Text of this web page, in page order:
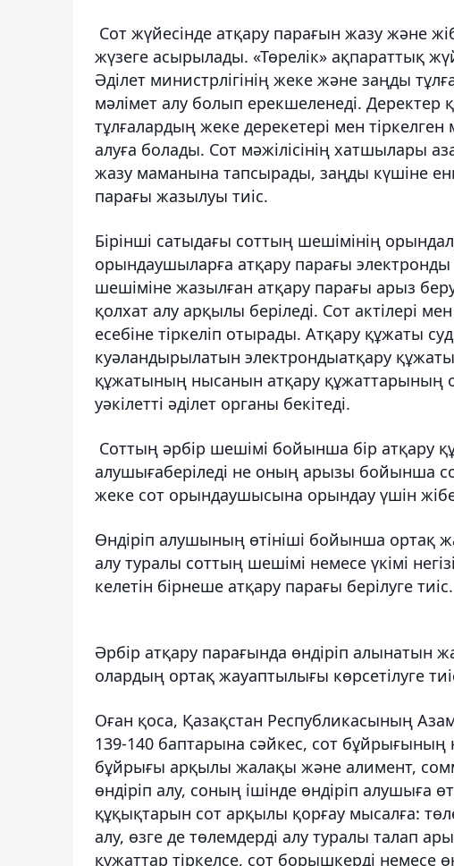
Сот жүйесінде атқару парағын жазу және
жүзеге асырылады. «Төрелік» ақпараттық
Әділет министрлігінің жеке және заңды
мәлімет алу болып ерекшеленеді.
тұлғалардың жеке дерекетері мен
алуға болады. Сот мәжілісінің хатшылары
жазу маманына тапсырады, заңды күшіне
парағы жазылуы тиіс.
Бiрiншi сатыдағы соттың шешiмiнің
орындаушыларға атқару парағы
шешіміне жазылған атқару парағы арыз
қолхат алу арқылы беріледі. Сот актілері
есебіне тіркеліп отырады. Атқару құжаты
куәландырылатын электрондыатқару
құжатының нысанын атқару құжаттарының
уәкiлеттi әділет органы бекiтедi.
Соттың әрбiр шешiмi бойынша бiр атқару
алушығаберіледі не оның арызы бойынша
жеке сот орындаушысына орындау үшін
Өндіріп алушының өтініші бойынша ортақ
алу туралы соттың шешімі немесе үкімі
келетін бірнеше атқару парағы берілуге тиіс.
Әрбір атқару парағында өндіріп
олардың ортақ жауаптылығы көрсетілуге
Оған қоса, Қазақстан Республикасының
139-140 баптарына сәйкес, сот бұйрығының
бұйрығы арқылы жалақы және алимент,
өндіріп алу, соның ішінде өндіріп алушыға
құқықтарын сот арқылы қорғау мысалға:
алу, өзге де төлемдерді алу туралы талап
құжаттар тіркелсе, сот борышкерді немесе